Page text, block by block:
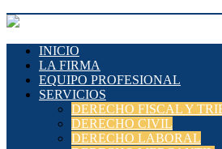
INICIO
LA FIRMA
EQUIPO PROFESIONAL
SERVICIOS
DERECHO FISCAL Y
DERECHO CIVIL
DERECHO LABORAL